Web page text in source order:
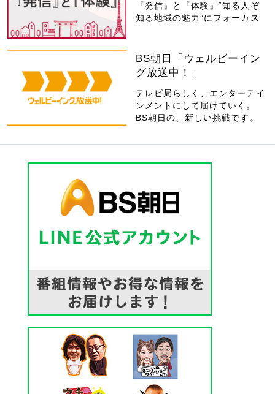
『発信』と『体験』“知る人ぞ
知る地域の魅力”にフォーカス
BS朝日「ウェルビーイン
グ放送中！」
テレビ局らしく、エンターテイ
ンメントにして届けていく。
BS朝日の、新しい挑戦です。